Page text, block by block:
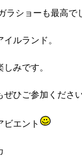
ラショーも最高で
ルランド。
みです。
ぜひご参加くださ
ビエント